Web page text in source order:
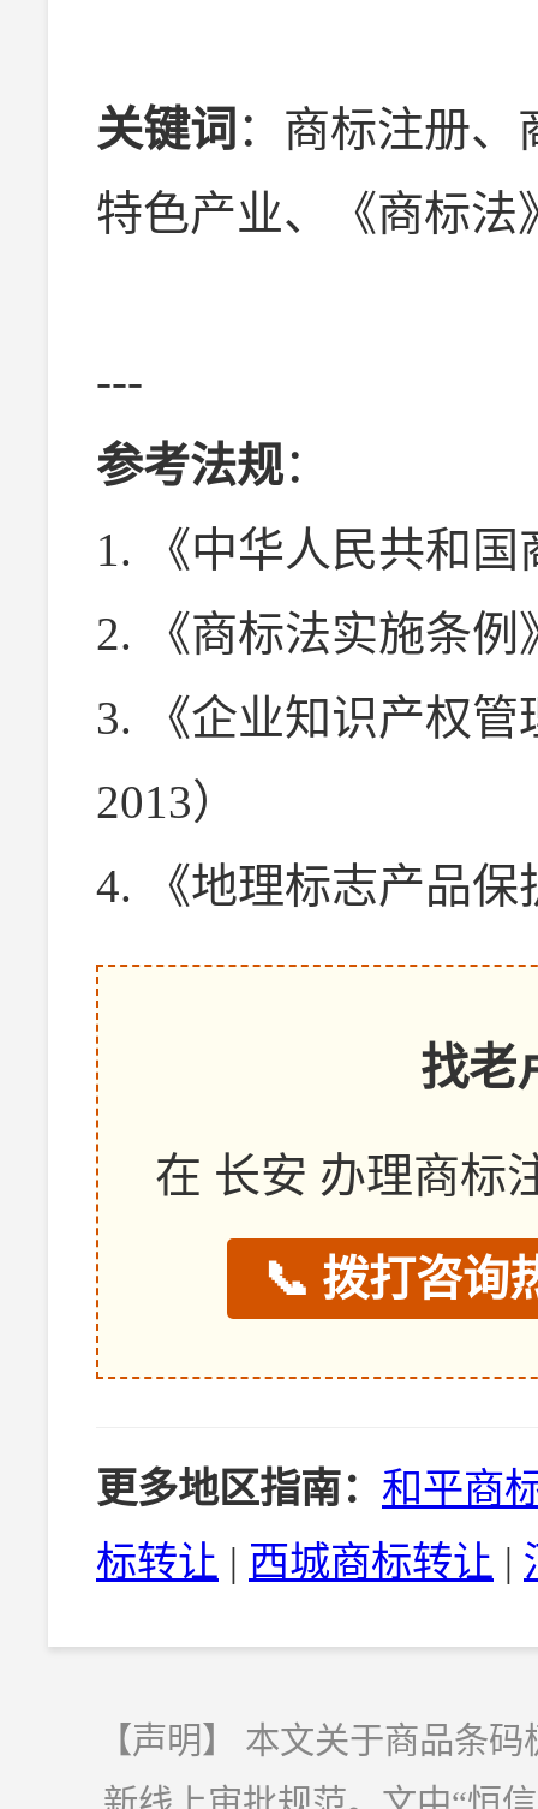
关键词 ：商标注册
特色产业、《商标法
---
参考法规：
1. 《中华人民共和
2. 《商标法实施条例
3. 《企业知识产权管
2013）
4. 《地理标志产品保
找老
在 长安 办理商标
📞 拨打咨询
更多地区指南： 和平商
标转让 | 西城商标转让 |
【声明】 本文关于商品条